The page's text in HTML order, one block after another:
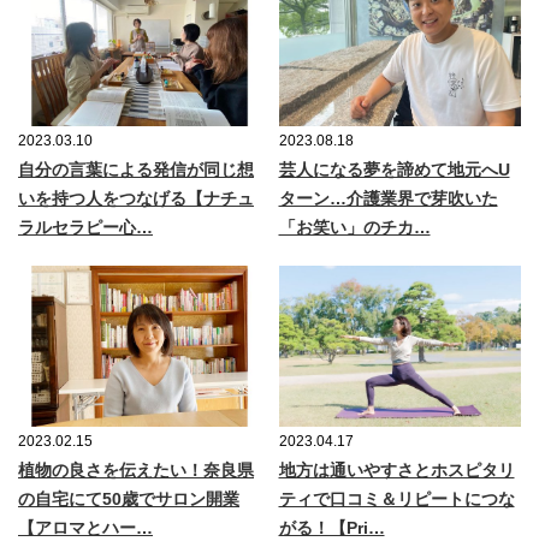
2023.03.10
自分の言葉による発信が同じ想
いを持つ人をつなげる【ナチュ
ラルセラピー心…
2023.08.18
芸人になる夢を諦めて地元へU
ターン…介護業界で芽吹いた
「お笑い」のチカ…
2023.02.15
植物の良さを伝えたい！奈良県
の自宅にて50歳でサロン開業
【アロマとハー…
2023.04.17
地方は通いやすさとホスピタリ
ティで口コミ＆リピートにつな
がる！【Pri…